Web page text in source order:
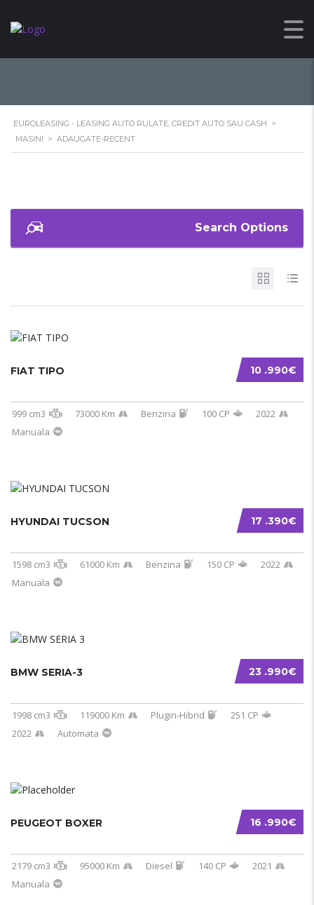
ADAUGATE-RECENT
EUROLEASING - LEASING AUTO RULATE, CREDIT AUTO SAU CASH >
MASINI > ADAUGATE-RECENT
Search Options
10 .990€
FIAT TIPO
999 cm3 73000 Km Benzina 100 CP
2022
Manuala
17 .390€
HYUNDAI TUCSON
1598 cm3 61000 Km Benzina 150 CP
2022
Manuala
23 .990€
BMW SERIA-3
1998 cm3 119000 Km Plugin-Hibrid
251 CP
2022
Automata
16 .990€
PEUGEOT BOXER
2179 cm3 95000 Km Diesel 140 CP
2021
Manuala